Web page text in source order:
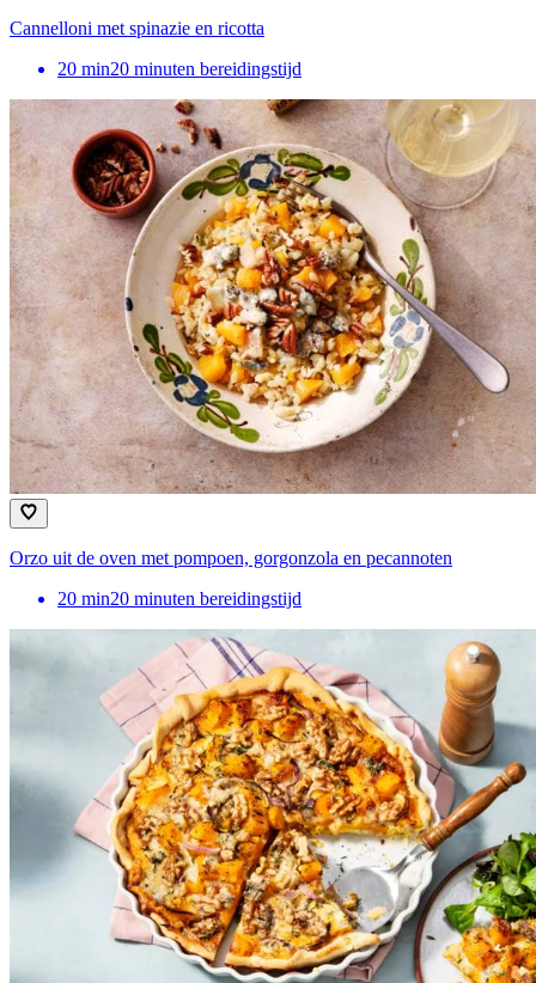
Cannelloni met spinazie en ricotta
20 min20 minuten bereidingstijd
Orzo uit de oven met pompoen, gorgonzola en pecannoten
20 min20 minuten bereidingstijd